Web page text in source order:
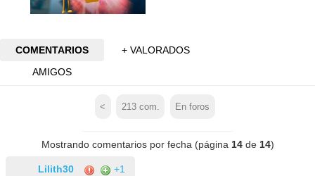
COMENTARIOS
+ VALORADOS
AMIGOS
< 213com. En foros
Mostrando comentarios por fecha (página 14de 14)
Lilith30 +1